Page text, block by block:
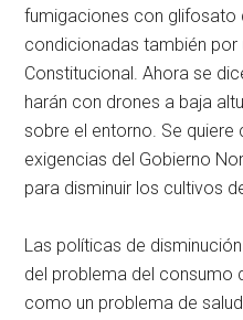
fumigaciones con glifosato
condicionadas también por
Constitucional. Ahora se
harán con drones a baja
sobre el entorno. Se quiere
exigencias del Gobierno
para disminuir los cultivos
Las políticas de
del problema del consumo
como un problema de